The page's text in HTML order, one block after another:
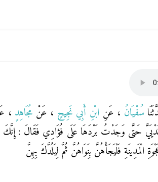
سُفْيَانُ ، عَنِ ابْنِ أَبِي نَجِيحٍ ، عَنْ مُجَاهِدٍ ،
حَتَّى وَجَدْتُ بَرْدَهَا عَلَى فُؤَادِي فَقَالَ :
فَلْيَجَأْهُنَّ بِنَوَاهُنَّ ثُمَّ لِيَلُدَّكَ بِهِنَّ